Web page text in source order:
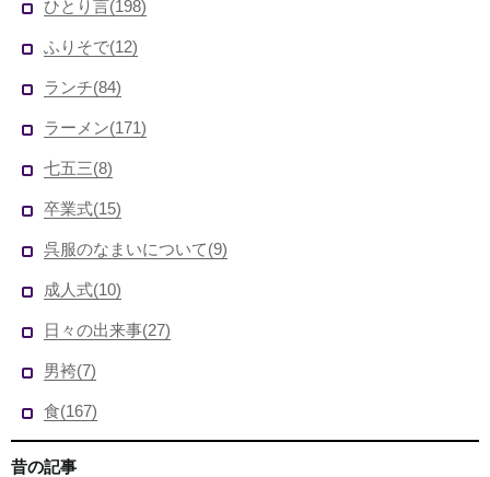
ひとり言(198)
ふりそで(12)
ランチ(84)
ラーメン(171)
七五三(8)
卒業式(15)
呉服のなまいについて(9)
成人式(10)
日々の出来事(27)
男袴(7)
食(167)
昔の記事